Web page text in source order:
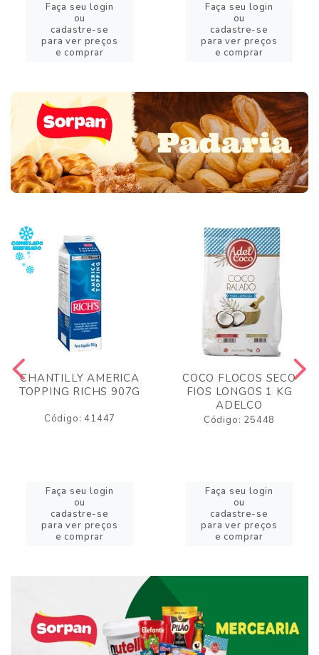
Faça seu login
ou
cadastre-se
para ver preços
e comprar
Faça seu login
ou
cadastre-se
para ver preços
e comprar
CHANTILLY AMERICA
TOPPING RICHS 907G
Código: 41447
Faça seu login
ou
cadastre-se
para ver preços
e comprar
COCO FLOCOS SECO
FIOS LONGOS 1 KG
ADELCO
Código: 25448
Faça seu login
ou
cadastre-se
para ver preços
e comprar